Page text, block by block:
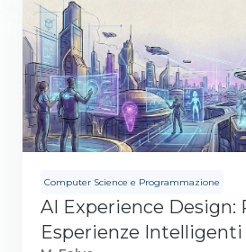
Computer Science e Programmazione
AI Experience Design:
Esperienze Intelligenti